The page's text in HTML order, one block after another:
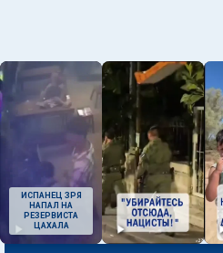
ИСПАНЕЦ ЗРЯ
НАПАЛ НА
РЕЗЕРВИСТА
ЦАХАЛА